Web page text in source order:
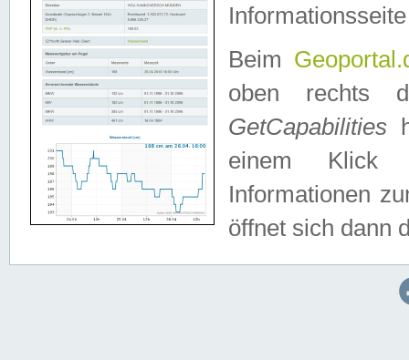
Beim
oben rechts
GetCapabilities
einem Klick
Informationen
öffnet sich dann